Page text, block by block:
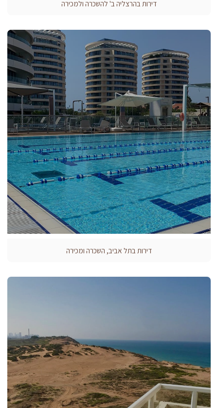
דירות בהרצליה ב' להשכרה ולמכירה
דירות בתל אביב, השכרה ומכירה